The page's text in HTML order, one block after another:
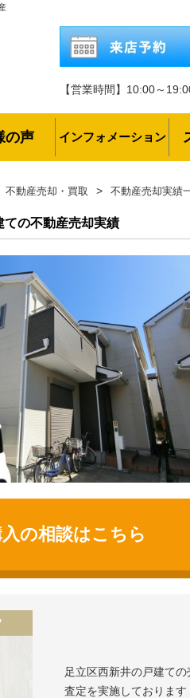
【営業時間】10:00～
の声 インフォメーション
不動産売却・買取 不動産売却実績
ての不動産売却実績
の相談はこちら
足立区西新井の戸建ての
査定を実施しております